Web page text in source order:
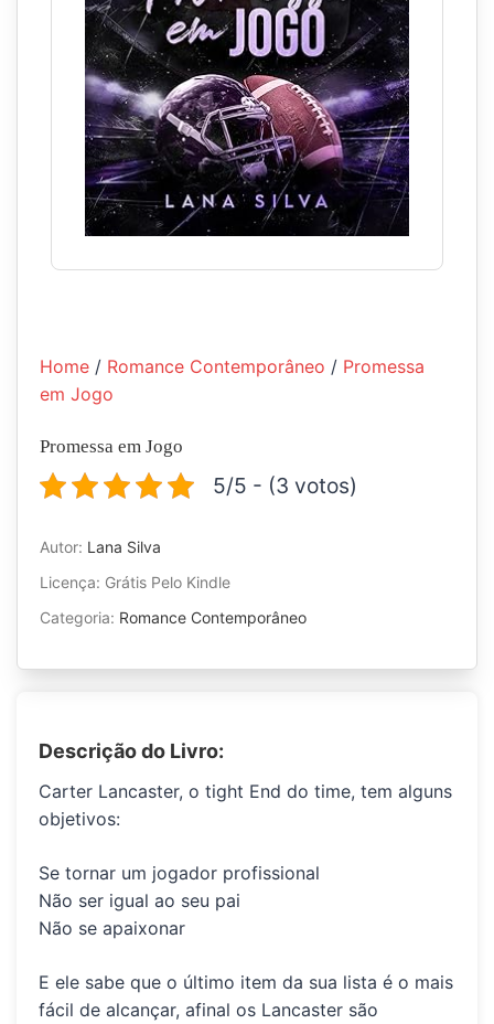
Home / Romance Contemporâneo / Promessa
em Jogo
Promessa em Jogo
5/5 - (3 votos)
Autor: Lana Silva
Licença: Grátis Pelo Kindle
Categoria: Romance Contemporâneo
Descrição do Livro:
Carter Lancaster, o tight End do time, tem alguns
objetivos:
Se tornar um jogador profissional
Não ser igual ao seu pai
Não se apaixonar
E ele sabe que o último item da sua lista é o mais
fácil de alcançar, afinal os Lancaster são